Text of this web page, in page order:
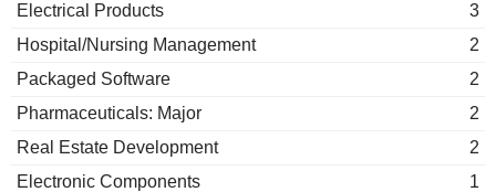
Electrical Products
3
Hospital/Nursing Management
2
Packaged Software
2
Pharmaceuticals: Major
2
Real Estate Development
2
Electronic Components
1